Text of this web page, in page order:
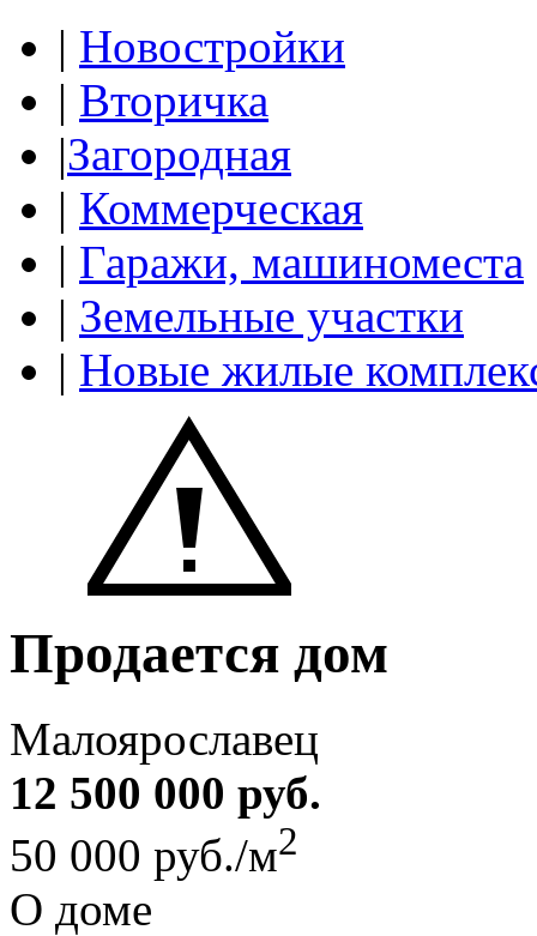
| Новостройки
| Вторичка
|Загородная
| Коммерческая
| Гаражи, машиноместа
| Земельные участки
| Новые жилые
Продается дом
Малоярославец
12 500 000 руб.
50 000 руб./м2
О доме